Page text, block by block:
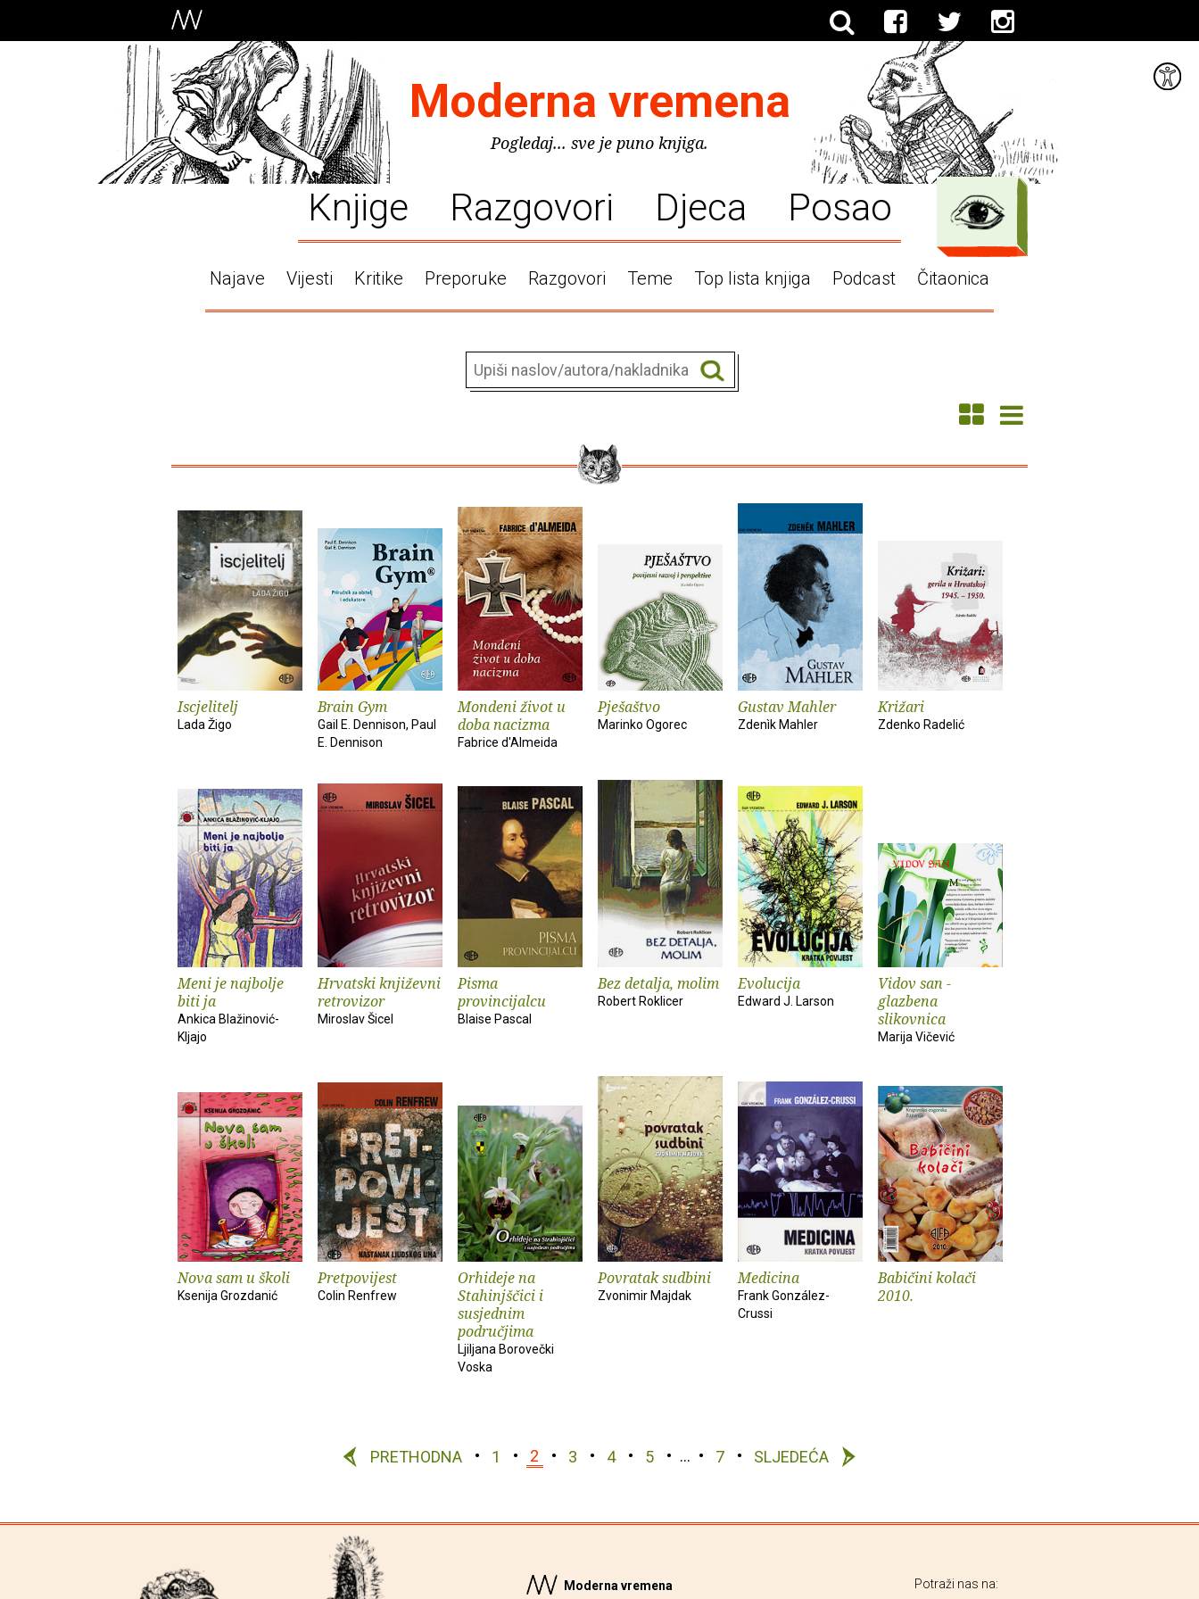
Moderna vremena
Pogledaj... sve je puno knjiga.
Knjige Razgovori Djeca Posao
Najave Vijesti Kritike Preporuke Razgovori Teme Top lista knjiga Podcast Čitaonica
Iscjelitelj
Lada Žigo
Brain Gym
Gail E. Dennison, Paul
E. Dennison
Mondeni život u
doba nacizma
Fabrice d'Almeida
Pješaštvo
Marinko Ogorec
Gustav Mahler
Zdenìk Mahler
Križari
Zdenko Radelić
Meni je najbolje
biti ja
Ankica Blažinović-
Kljajo
Hrvatski književni
retrovizor
Miroslav Šicel
Pisma
provincijalcu
Blaise Pascal
Bez detalja, molim
Robert Roklicer
Evolucija
Edward J. Larson
Vidov san -
glazbena
slikovnica
Marija Vičević
Nova sam u školi
Ksenija Grozdanić
Pretpovijest
Colin Renfrew
Orhideje na
Stahinjščici i
susjednim
područjima
Ljiljana Borovečki
Voska
Povratak sudbini
Zvonimir Majdak
Medicina
Frank González-
Crussi
Babičini kolači
2010.
PRETHODNA 1 2 3 4 5 … 7 SLJEDEĆA
Moderna vremena Potraži nas na: